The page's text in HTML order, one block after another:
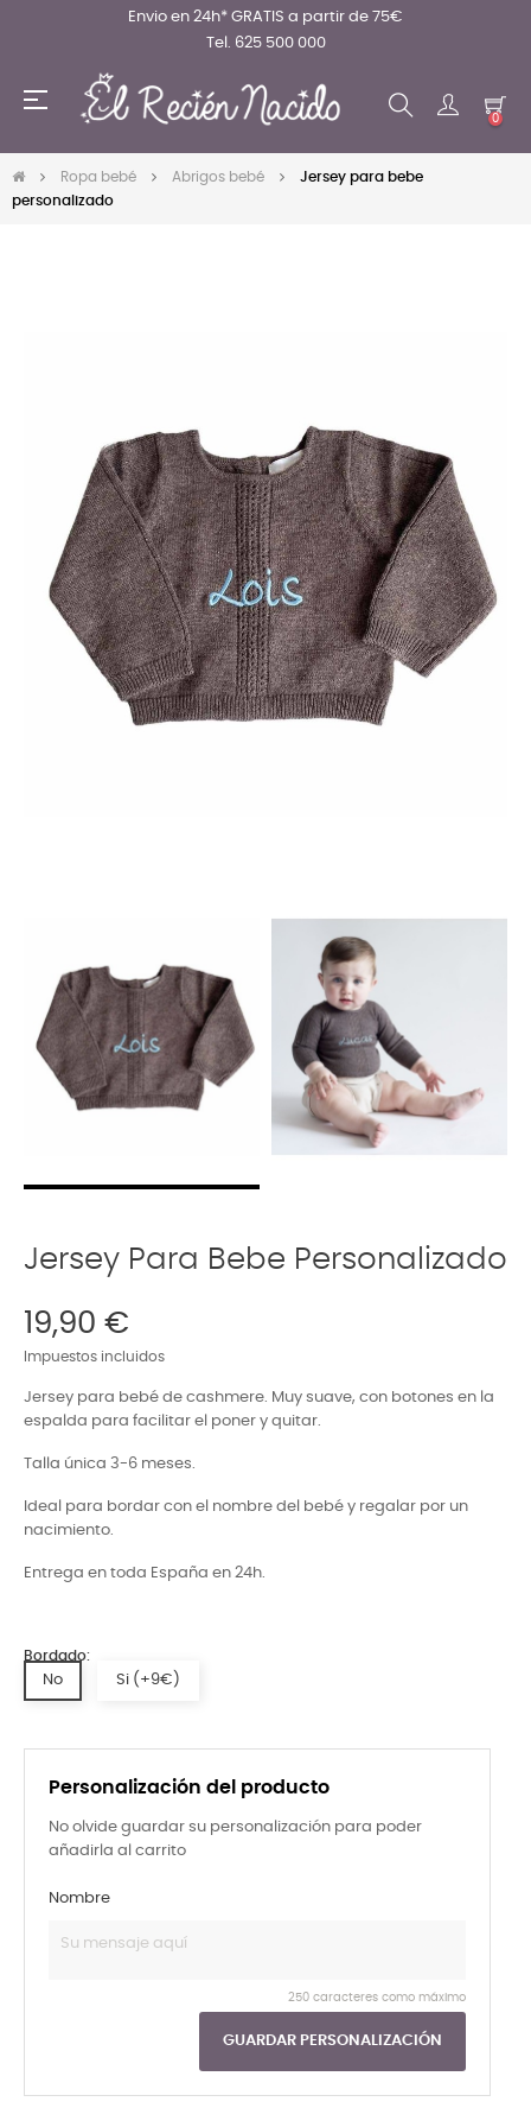
Envio en 24h* GRATIS a partir de 75€
Tel. 625 500 000
Navegación
☰
0
Ropa bebé Abrigos bebé
Jersey para bebe
personalizado
Jersey Para Bebe Personalizado
19,90 €
Impuestos incluidos
Jersey para bebé de cashmere. Muy suave, con botones en la
espalda para facilitar el poner y quitar.
Talla única 3-6 meses.
Ideal para bordar con el nombre del bebé y regalar por un
nacimiento.
Entrega en toda España en 24h.
Personalización del producto
No olvide guardar su personalización para poder
añadirla al carrito
Nombre
250 caracteres como máximo
GUARDAR PERSONALIZACIÓN
Bordado:
No Si (+9€)